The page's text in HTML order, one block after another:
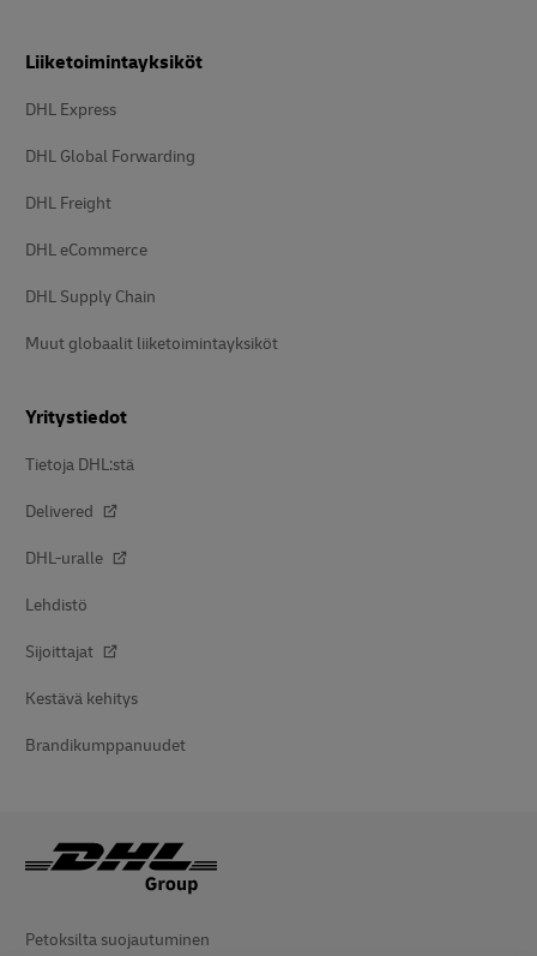
Liiketoimintayksiköt
DHL Express
DHL Global Forwarding
DHL Freight
DHL eCommerce
DHL Supply Chain
Muut globaalit liiketoimintayksiköt
Yritystiedot
Tietoja DHL:stä
Delivered
DHL-uralle
Lehdistö
Sijoittajat
Kestävä kehitys
Brandikumppanuudet
Petoksilta suojautuminen